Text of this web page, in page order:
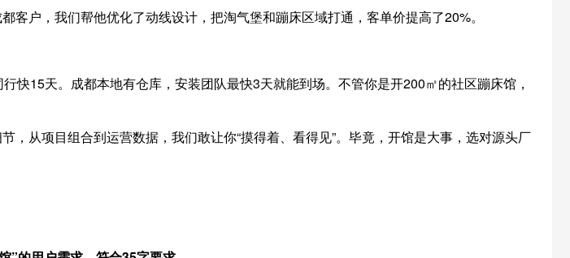
户，我们帮他优化了动线设计，把淘气堡和蹦床区域打通，客单价提高了20%。
15天。成都本地有仓库，安装团队最快3天就能到场。不管你是开200㎡的社区蹦床馆，
从项目组合到运营数据，我们敢让你“摸得着、看得见”。毕竟，开馆是大事，选对源头厂